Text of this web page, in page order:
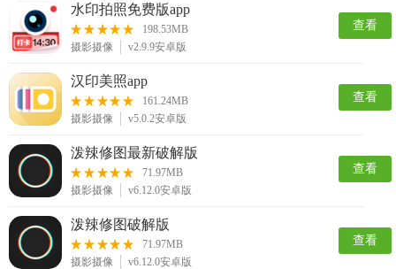
水印拍照免费版app
198.53MB
摄影摄像
v2.9.9安卓版
查看
汉印美照app
161.24MB
摄影摄像
v5.0.2安卓版
查看
泼辣修图最新破解版
71.97MB
摄影摄像
v6.12.0安卓版
查看
泼辣修图破解版
71.97MB
摄影摄像
v6.12.0安卓版
查看